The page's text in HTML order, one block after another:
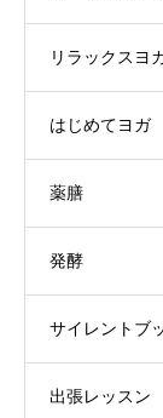
リラックスヨ
はじめてヨガ
薬膳
発酵
サイレントブ
出張レッスン